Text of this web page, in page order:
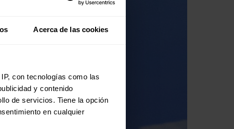
Acerca de las cookies
con tecnologías como las
y contenido
de servicios. Tiene la opción
en cualquier